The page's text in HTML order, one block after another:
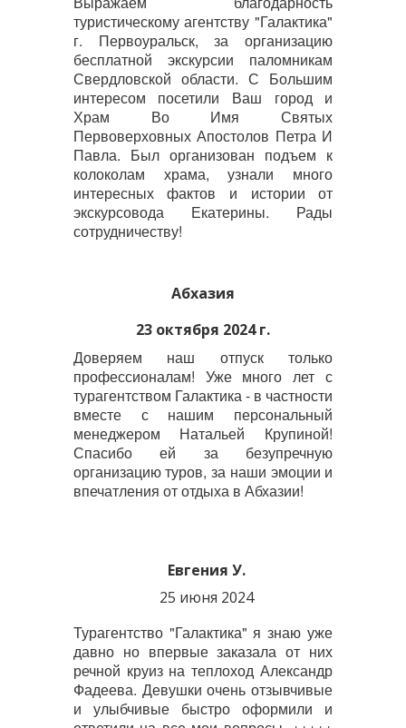
туристическому агентству "Галактика"
г. Первоуральск, за организацию
бесплатной экскурсии паломникам
Свердловской области. С Большим
интересом посетили Ваш город и
Храм Во Имя Святых
Первоверховных Апостолов Петра И
Павла. Был организован подъем к
колоколам храма, узнали много
интересных фактов и истории от
экскурсовода Екатерины. Рады
сотрудничеству!
Абхазия
23 октября 2024 г.
Доверяем наш отпуск только
профессионалам! Уже много лет с
турагентством Галактика - в частности
вместе с нашим персональный
менеджером Натальей Крупиной!
Спасибо ей за безупречную
организацию туров, за наши эмоции и
впечатления от отдыха в Абхазии!
Евгения У.
25 июня 2024
Турагентство "Галактика" я знаю уже
давно но впервые заказала от них
речной круиз на теплоход Александр
Фадеева. Девушки очень отзывчивые
и улыбчивые быстро оформили и